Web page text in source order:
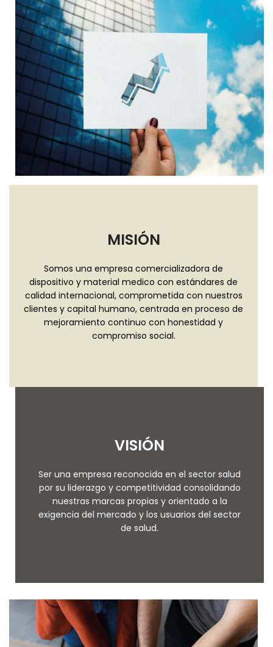
MISIÓN
Somos una empresa comercializadora de
dispositivo y material medico con estándares de
calidad internacional, comprometida con nuestros
clientes y capital humano, centrada en proceso de
mejoramiento continuo con honestidad y
compromiso social.
VISIÓN
Ser una empresa reconocida en el sector salud
por su liderazgo y competitividad consolidando
nuestras marcas propias y orientado a la
exigencia del mercado y los usuarios del sector
de salud.